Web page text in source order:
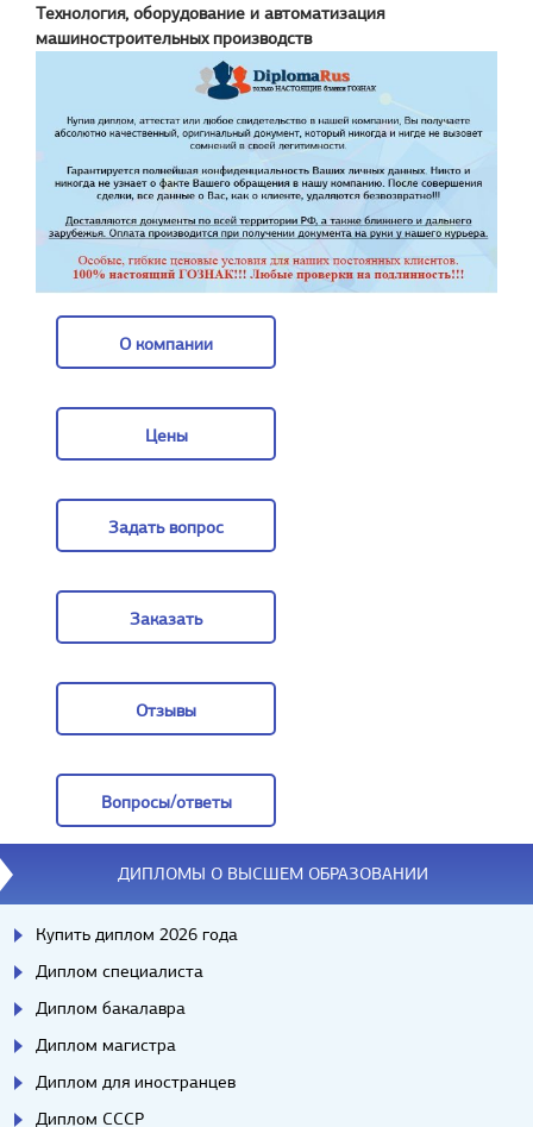
Технология, оборудование и автоматизация
машиностроительных производств
О компании
Цены
Задать вопрос
Заказать
Отзывы
Вопросы/ответы
Вопросы/ответы
ДИПЛОМЫ О ВЫСШЕМ ОБРАЗОВАНИИ
Купить диплом 2026 года
Диплом специалиста
Диплом бакалавра
Диплом магистра
Диплом для иностранцев
Диплом СССР